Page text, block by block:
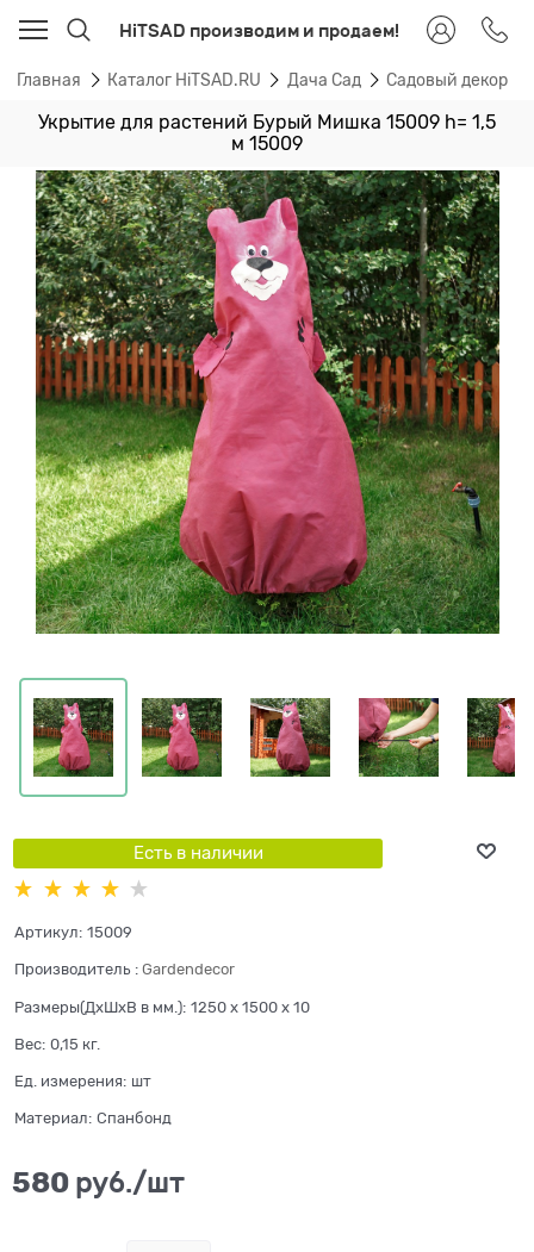
HiTSAD производим и продаем!
Главная Каталог HiTSAD.RU Дача Сад Садовый декор
Укрытие для растений Бурый Мишка 15009 h= 1,5
м 15009
Есть в наличии
Артикул: 15009
Производитель : Gardendecor
Размеры(ДхШхВ в мм.): 1250 x 1500 x 10
Вес: 0,15 кг.
Ед. измерения: шт
Материал: Спанбонд
580 руб./шт